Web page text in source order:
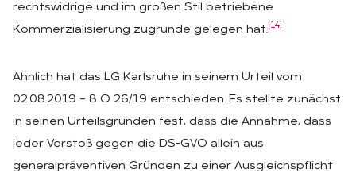
rechtswidrige und im großen Stil betriebene
Kommerzialisierung zugrunde gelegen hat. [14]
Ähnlich hat das LG Karlsruhe in seinem Urteil vom
02.08.2019 – 8 O 26/19 entschieden. Es stellte zunächst
in seinen Urteilsgründen fest, dass die Annahme, dass
jeder Verstoß gegen die DS-GVO allein aus
generalpräventiven Gründen zu einer Ausgleichspflicht